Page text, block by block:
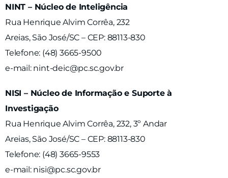
NINT – Núcleo de Inteligência
Rua Henrique Alvim Corrêa, 232
Areias, São José/SC – CEP: 88113-830
Telefone: (48) 3665-9500
e-mail: nint-deic@pc.sc.gov.br
NISI – Núcleo de Informação e Suporte à
Investigação
Rua Henrique Alvim Corrêa, 232, 3º Andar
Areias, São José/SC – CEP: 88113-830
Telefone: (48) 3665-9553
e-mail: nisi@pc.sc.gov.br